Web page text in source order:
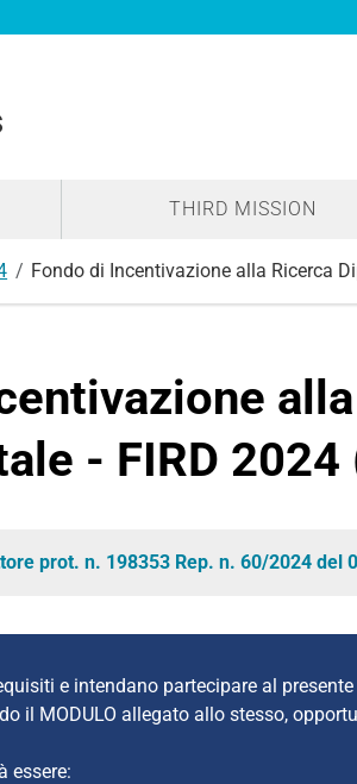
THIRD MISSION
Fondo di Incentivazione alla Ricerca
- FIRD 2024
prot. n. 198353 Rep. n. 60/2024 del
e intendano partecipare al
il MODULO allegato allo stesso,
essere: